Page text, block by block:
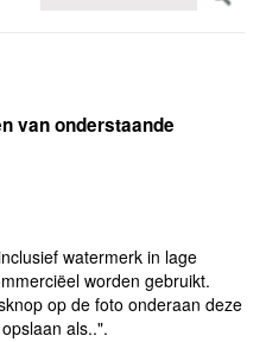
van onderstaande
watermerk in lage
worden gebruikt.
op de foto onderaan deze
als..".